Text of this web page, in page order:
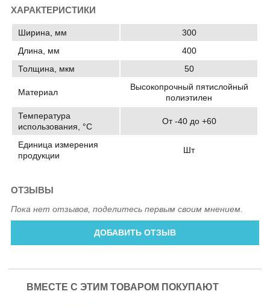
ХАРАКТЕРИСТИКИ
Ширина, мм
300
Длина, мм
400
Толщина, мкм
50
Материал
Высокопрочный пятислойный
полиэтилен
Температура
использования, °C
От -40 до +60
Единица измерения
продукции
Шт
ОТЗЫВЫ
Пока нет отзывов, поделитесь первым своим мнением.
ДОБАВИТЬ ОТЗЫВ
ВМЕСТЕ С ЭТИМ ТОВАРОМ ПОКУПАЮТ